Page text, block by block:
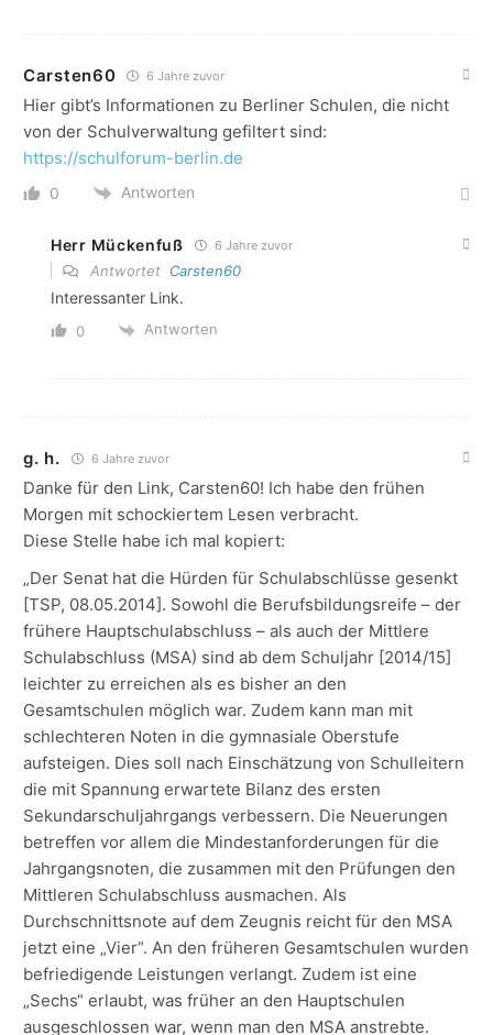
Carsten60 6 Jahre zuvor
Hier gibt’s Informationen zu Berliner Schulen, die nicht
von der Schulverwaltung gefiltert sind:
https://schulforum-berlin.de
0 Antworten
Herr Mückenfuß 6 Jahre zuvor
Antwortet Carsten60
Interessanter Link.
0 Antworten
g. h. 6 Jahre zuvor
Danke für den Link, Carsten60! Ich habe den frühen
Morgen mit schockiertem Lesen verbracht.
Diese Stelle habe ich mal kopiert:
„Der Senat hat die Hürden für Schulabschlüsse gesenkt
[TSP, 08.05.2014]. Sowohl die Berufsbildungsreife – der
frühere Hauptschulabschluss – als auch der Mittlere
Schulabschluss (MSA) sind ab dem Schuljahr [2014/15]
leichter zu erreichen als es bisher an den
Gesamtschulen möglich war. Zudem kann man mit
schlechteren Noten in die gymnasiale Oberstufe
aufsteigen. Dies soll nach Einschätzung von Schulleitern
die mit Spannung erwartete Bilanz des ersten
Sekundarschuljahrgangs verbessern. Die Neuerungen
betreffen vor allem die Mindestanforderungen für die
Jahrgangsnoten, die zusammen mit den Prüfungen den
Mittleren Schulabschluss ausmachen. Als
Durchschnittsnote auf dem Zeugnis reicht für den MSA
jetzt eine „Vier“. An den früheren Gesamtschulen wurden
befriedigende Leistungen verlangt. Zudem ist eine
„Sechs“ erlaubt, was früher an den Hauptschulen
ausgeschlossen war, wenn man den MSA anstrebte.